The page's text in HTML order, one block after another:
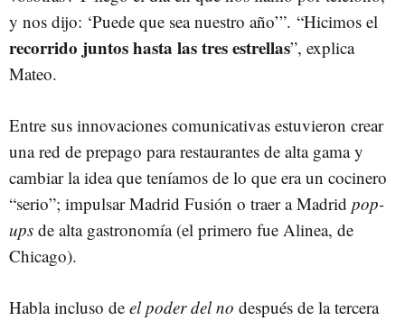
y nos dijo: ‘Puede que sea nuestro año’”. “Hicimos el
recorrido juntos hasta las tres estrellas”, explica
Mateo.
Entre sus innovaciones comunicativas estuvieron crear
una red de prepago para restaurantes de alta gama y
cambiar la idea que teníamos de lo que era un cocinero
“serio”; impulsar Madrid Fusión o traer a Madrid pop-
ups de alta gastronomía (el primero fue Alinea, de
Chicago).
Habla incluso de el poder del no después de la tercera